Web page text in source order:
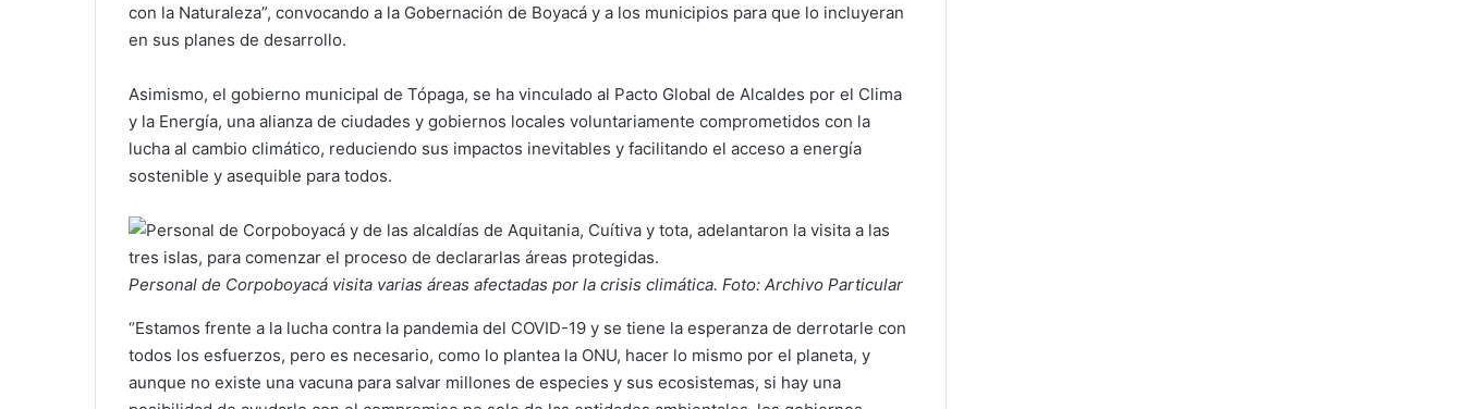
con la Naturaleza”, convocando a la Gobernación de Boyacá y a los municipios para que lo incluyeran
en sus planes de desarrollo.
Asimismo, el gobierno municipal de Tópaga, se ha vinculado al Pacto Global de Alcaldes por el Clima
y la Energía, una alianza de ciudades y gobiernos locales voluntariamente comprometidos con la
lucha al cambio climático, reduciendo sus impactos inevitables y facilitando el acceso a energía
sostenible y asequible para todos.
Personal de Corpoboyacá visita varias áreas afectadas por la crisis climática. Foto: Archivo Particular
“Estamos frente a la lucha contra la pandemia del COVID-19 y se tiene la esperanza de derrotarle con
todos los esfuerzos, pero es necesario, como lo plantea la ONU, hacer lo mismo por el planeta, y
aunque no existe una vacuna para salvar millones de especies y sus ecosistemas, si hay una